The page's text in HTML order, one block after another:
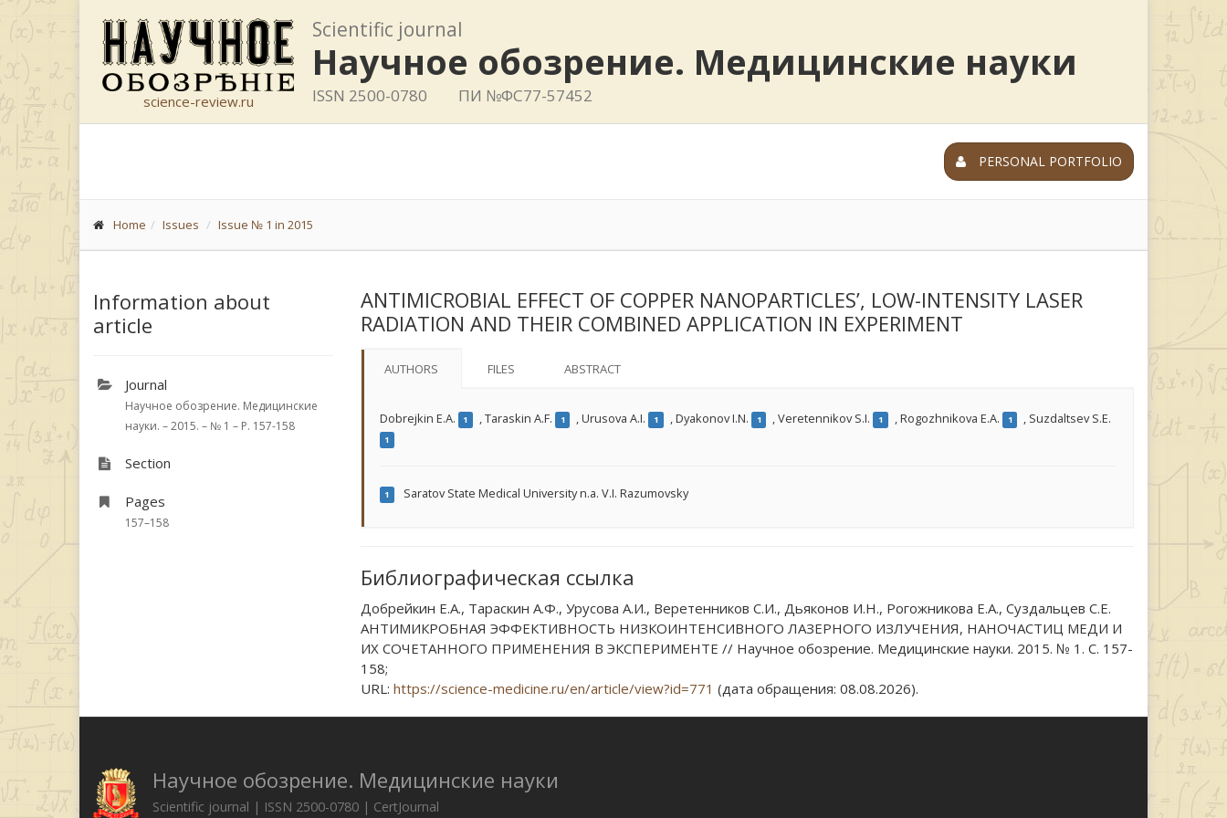
science-review.ru
Scientific journal
Научное обозрение. Медицинские науки
ISSN 2500-0780 ПИ №ФС77-57452
PERSONAL PORTFOLIO
Home Issues Issue № 1 in 2015
Information about
article
Journal
Научное обозрение. Медицинские
науки. – 2015. – № 1 – P. 157-158
Section
Pages
157–158
ANTIMICROBIAL EFFECT OF COPPER NANOPARTICLES’, LOW-INTENSITY LASER
RADIATION AND THEIR COMBINED APPLICATION IN EXPERIMENT
AUTHORS FILES ABSTRACT
Dobrejkin Е.A. 1 ,Taraskin A.F. 1 ,Urusova A.I. 1 ,Dyakonov I.N. 1 ,Veretennikov S.I. 1 ,Rogozhnikova E.A. 1 , Suzdaltsev S.E.
1
1 Saratov State Medical University n.a. V.I. Razumovsky
Библиографическая ссылка
Добрейкин Е.А., Тараскин А.Ф., Урусова А.И., Веретенников С.И., Дьяконов И.Н., Рогожникова Е.А., Суздальцев С.Е.
АНТИМИКРОБНАЯ ЭФФЕКТИВНОСТЬ НИЗКОИНТЕНСИВНОГО ЛАЗЕРНОГО ИЗЛУЧЕНИЯ, НАНОЧАСТИЦ МЕДИ И
ИХ СОЧЕТАННОГО ПРИМЕНЕНИЯ В ЭКСПЕРИМЕНТЕ // Научное обозрение. Медицинские науки. 2015. № 1. С. 157-
158;
URL: https://science-medicine.ru/en/article/view?id=771 (дата обращения: 08.08.2026).
Научное обозрение. Медицинские науки
Scientific journal | ISSN 2500-0780 | CertJournal